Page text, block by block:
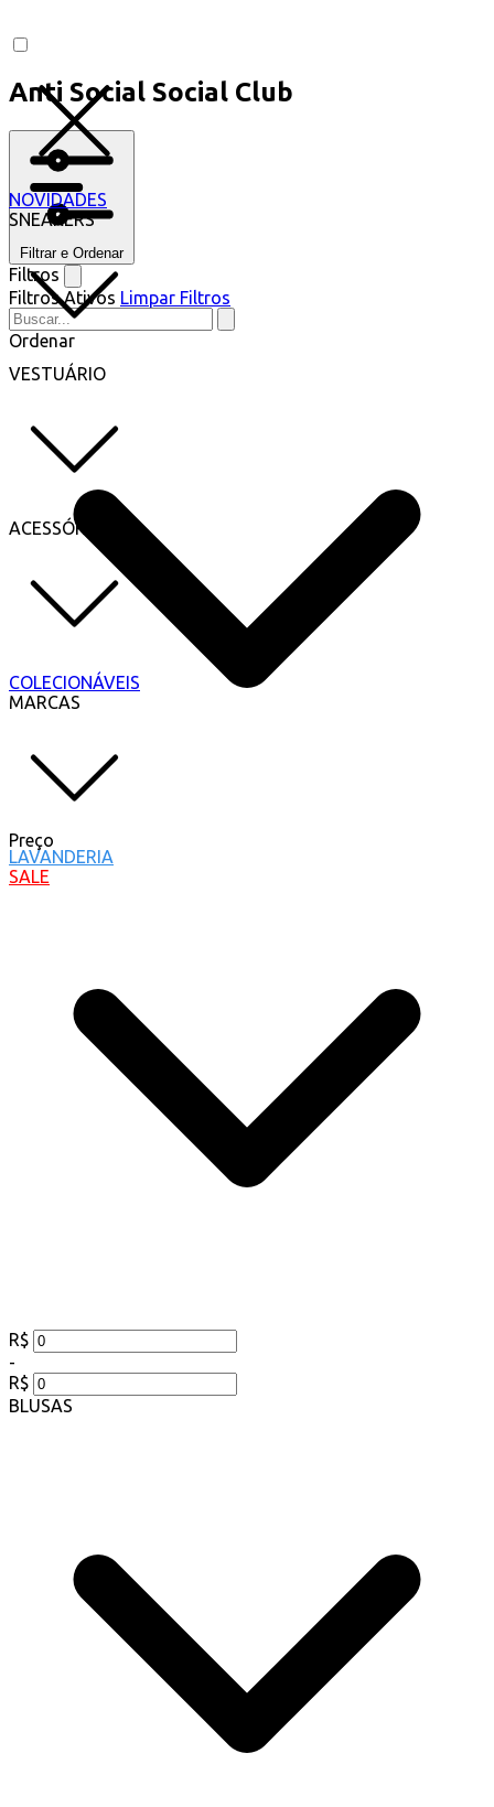
NOVIDADES
SNEAKERS
VESTUÁRIO
ACESSÓRIOS
COLECIONÁVEIS
MARCAS
LAVANDERIA
SALE
Anti Social Social Club
Filtrar e Ordenar
Filtros
Filtros Ativos Limpar Filtros
Ordenar
Preço
R$
-
R$
BLUSAS